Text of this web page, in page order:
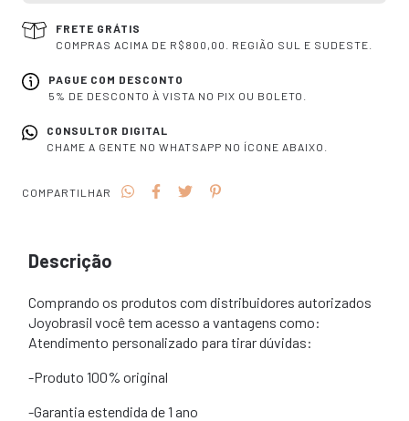
FRETE GRÁTIS
COMPRAS ACIMA DE R$800,00. REGIÃO SUL E SUDESTE.
PAGUE COM DESCONTO
5% DE DESCONTO À VISTA NO PIX OU BOLETO.
CONSULTOR DIGITAL
CHAME A GENTE NO WHATSAPP NO ÍCONE ABAIXO.
COMPARTILHAR
Descrição
Comprando os produtos com distribuidores autorizados
Joyobrasil você tem acesso a vantagens como:
Atendimento personalizado para tirar dúvidas:
-Produto 100% original
-Garantia estendida de 1 ano